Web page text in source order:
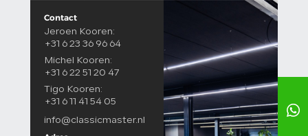
Contact
Jeroen Kooren:
+31 6 23 36 96 64
Michel Kooren:
+31 6 22 51 20 47
Tigo Kooren:
+31 6 11 41 54 05
info@classicmaster.nl